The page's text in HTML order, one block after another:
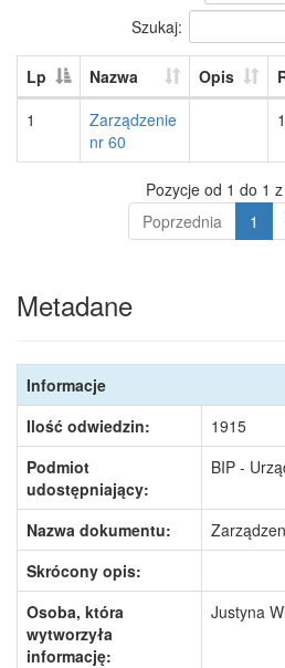
Szukaj:
Lp Nazwa Opis
1
Zarządzenie
nr 60
Pozycje od 1 do 1
Poprzednia
1
Metadane
Informacje
Ilość odwiedzin:
1915
Podmiot
udostępniający:
BIP -
Nazwa dokumentu:
Skrócony opis:
Osoba, która
wytworzyła
informację:
Justyna